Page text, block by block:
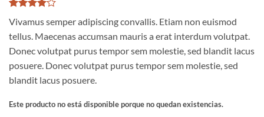
Valorado
con4de
5 en
2
valoraciones
de
clientes
Vivamus semper adipiscing convallis. Etiam non euismod
tellus. Maecenas accumsan mauris a erat interdum volutpat.
Donec volutpat purus tempor sem molestie, sed blandit lacus
posuere. Donec volutpat purus tempor sem molestie, sed
blandit lacus posuere.
Este producto no está disponible porque no quedan existencias.